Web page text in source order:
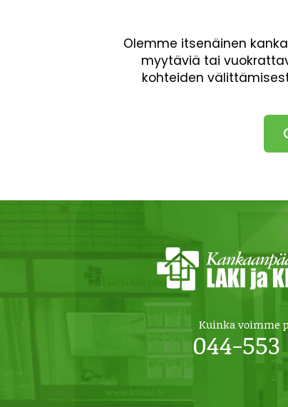
Olemme itsenäinen
myytäviä tai
kohteiden
Kuinka voimme
044-553